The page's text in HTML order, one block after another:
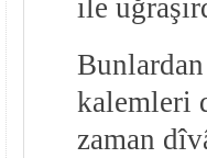
ile
kalemleri
zaman